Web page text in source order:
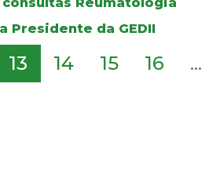
Presidente da GEDII
13 14 15 16 ...